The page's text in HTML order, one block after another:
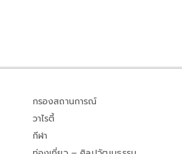
กรองสถานการณ์
วาไรตี้
กีฬา